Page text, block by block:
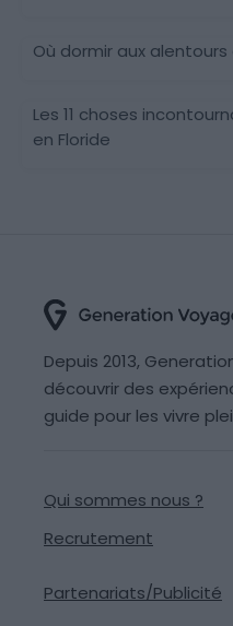
Où dormir aux alentours
Les 11 choses
en Floride
Depuis 2013,
découvrir des
guide pour les vivre
Qui sommes nous ?
Recrutement
Partenariats/Publicité